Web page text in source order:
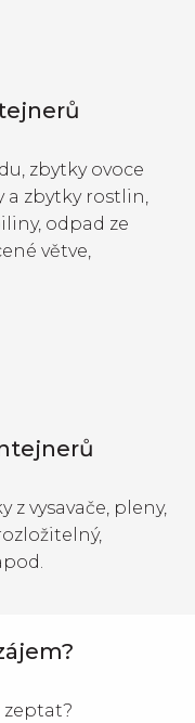
zbytky ovoce
a zbytky rostlin,
odpad ze
větve,
z vysavače, pleny,
zeptat?